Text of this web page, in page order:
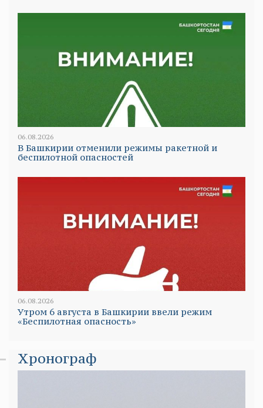
06.08.2026
В Башкирии отменили режимы ракетной и
беспилотной опасностей
06.08.2026
Утром 6 августа в Башкирии ввели режим
«Беспилотная опасность»
Хронограф